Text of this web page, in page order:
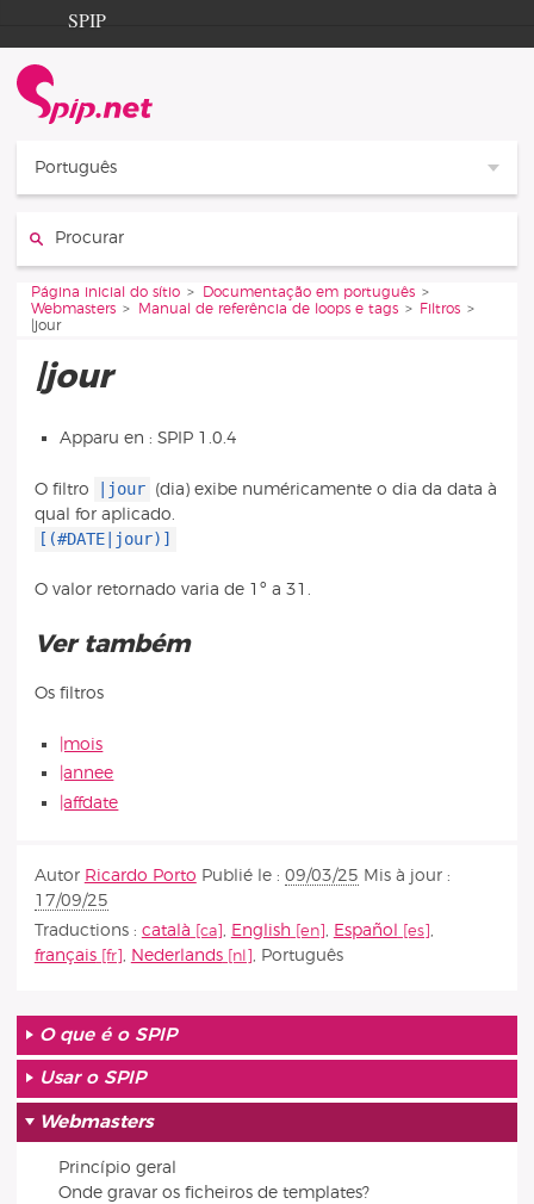
Aller au contenu
Aller à la navigation
SPIP
Documentation
Contribution
Português
Vous êtes ici :
Página inicial do sítio
Documentação em português
Webmasters
Manual de referência de loops e tags
Filtros
|jour
|jour
Apparu en : SPIP 1.0.4
O filtro |jour (dia) exibe numéricamente o dia da data à
qual for aplicado.
[(#DATE|jour)]
O valor retornado varia de 1º a 31.
Ver também
Os filtros
|mois
|annee
|affdate
Autor Ricardo Porto Publié le : 09/03/25 Mis à jour :
17/09/25
Traductions : català , English , Español
,
français
, Nederlands , Português
O que é o SPIP
Usar o SPIP
Webmasters
Princípio geral
Onde gravar os ficheiros de templates?